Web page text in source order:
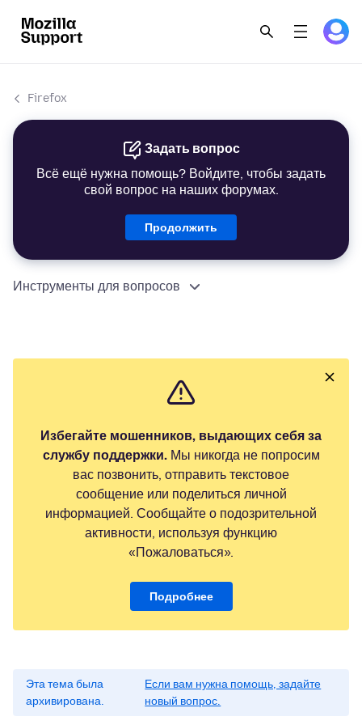
Firefox
Задать вопрос
Всё ещё нужна помощь? Войдите, чтобы задать
свой вопрос на наших форумах.
Продолжить
Инструменты для вопросов
Избегайте мошенников, выдающих себя за
службу поддержки.Мы никогда не попросим
вас позвонить, отправить текстовое
сообщение или поделиться личной
информацией. Сообщайте о подозрительной
активности, используя функцию
«Пожаловаться».
Подробнее
Эта тема была
архивирована.
Если вам нужна помощь, задайте
новый вопрос.